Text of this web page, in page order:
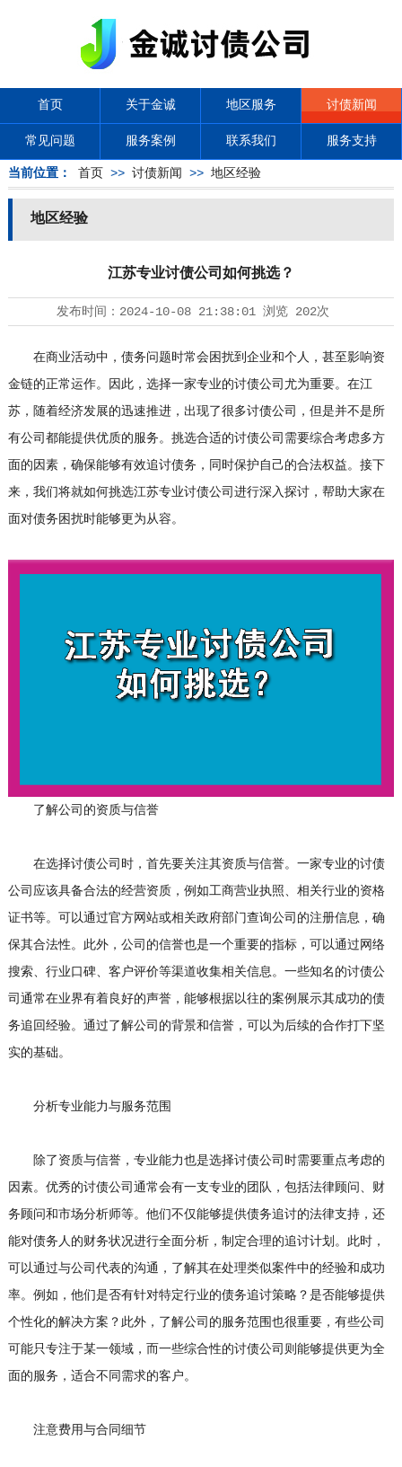
首页 关于金诚 地区服务 讨债新闻
常见问题 服务案例 联系我们 服务支持
当前位置： 首页 >> 讨债新闻 >> 地区经验
地区经验
江苏专业讨债公司如何挑选？
发布时间： 2024-10-08 21:38:01浏览 202次
在商业活动中，债务问题时常会困扰到企业和个人，甚至影响资
金链的正常运作。因此，选择一家专业的讨债公司 尤为重要。在江
苏，随着经济发展的迅速推进，出现了很多讨债公司，但是并不是所
有公司都能提供优质的服务。挑选合适的讨债公司需要综合考虑多方
面的因素，确保能够有效追讨债务，同时保护自己的合法权益。接下
来，我们将就如何挑选江苏专业讨债公司进行深入探讨，帮助大家在
面对债务困扰时能够更为从容。
了解公司的资质与信誉
在选择讨债公司时，首先要关注其资质与信誉。一家专业的讨债
公司应该具备合法的经营资质，例如工商营业执照、相关行业的资格
证书等。可以通过官方网站或相关政府部门查询公司的注册信息，确
保其合法性。此外，公司的信誉也是一个重要的指标，可以通过网络
搜索、行业口碑、客户评价等渠道收集相关信息。一些知名的讨债公
司通常在业界有着良好的声誉，能够根据以往的案例展示其成功的债
务追回经验。通过了解公司的背景和信誉，可以为后续的合作打下坚
实的基础。
分析专业能力与服务范围
除了资质与信誉，专业能力也是选择讨债公司时需要重点考虑的
因素。优秀的讨债公司通常会有一支专业的团队，包括法律顾问、财
务顾问和市场分析师等。他们不仅能够提供债务追讨的法律支持，还
能对债务人的财务状况进行全面分析，制定合理的追讨计划。此时，
可以通过与公司代表的沟通，了解其在处理类似案件中的经验和成功
率。例如，他们是否有针对特定行业的债务追讨策略？是否能够提供
个性化的解决方案？此外，了解公司的服务范围也很重要，有些公司
可能只专注于某一领域，而一些综合性的讨债公司则能够提供更为全
面的服务，适合不同需求的客户。
注意费用与合同细节